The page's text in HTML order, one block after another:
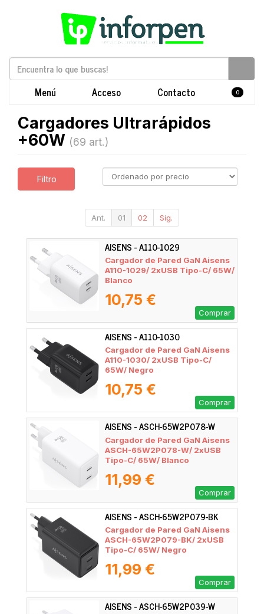
Menú Acceso Contacto 0
Cargadores Ultrarápidos
+60W (69 art.)
Filtro
Ant. 01 02 Sig.
AISENS - A110-1029
Cargador de Pared GaN Aisens
A110-1029/ 2xUSB Tipo-C/ 65W/
Blanco
10,75 €
Comprar
AISENS - A110-1030
Cargador de Pared GaN Aisens
A110-1030/ 2xUSB Tipo-C/
65W/ Negro
10,75 €
Comprar
AISENS - ASCH-65W2P078-W
Cargador de Pared GaN Aisens
ASCH-65W2P078-W/ 2xUSB
Tipo-C/ 65W/ Blanco
11,99 €
Comprar
AISENS - ASCH-65W2P079-BK
Cargador de Pared GaN Aisens
ASCH-65W2P079-BK/ 2xUSB
Tipo-C/ 65W/ Negro
11,99 €
Comprar
AISENS - ASCH-65W2P039-W